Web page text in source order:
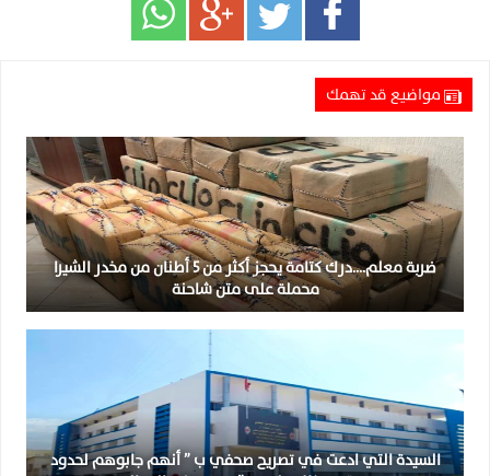
مواضيع قد تهمك
ضربة معلم….درك كتامة يحجز أكثر من 5 أطنان من مخدر الشيرا
محملة على متن شاحنة
السيدة التي ادعت في تصريح صحفي ب ” أنهم جابوهم لحدود